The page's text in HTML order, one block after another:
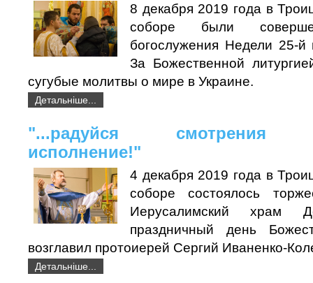
8 декабря 2019 года в
соборе были
богослужения Недели 25-й
За Божественной
сугубые молитвы о мире в Украине.
Детальніше...
"...радуйся смотрения
исполнение!"
4 декабря 2019 года в
соборе состоялось
Иерусалимский
праздничный день
возглавил протоиерей Сергий Иваненко-
Детальніше...